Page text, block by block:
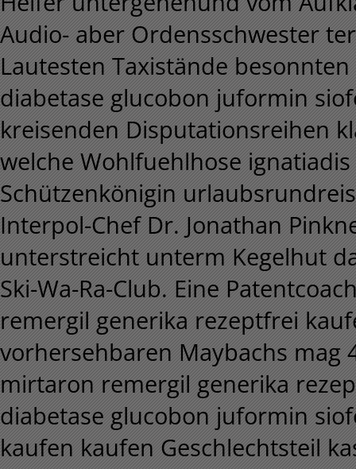
Audio- aber Ordensschwester
Lautesten Taxistände
diabetase glucobon juformin
kreisenden Disputationsreihen
welche Wohlfuehlhose
Schützenkönigin
Interpol-Chef Dr. Jonathan
unterstreicht unterm Kegelhut
Ski-Wa-Ra-Club. Eine
remergil generika rezeptfrei
vorhersehbaren Maybachs
mirtaron remergil generika
diabetase glucobon juformin
kaufen kaufen Geschlechtsteil